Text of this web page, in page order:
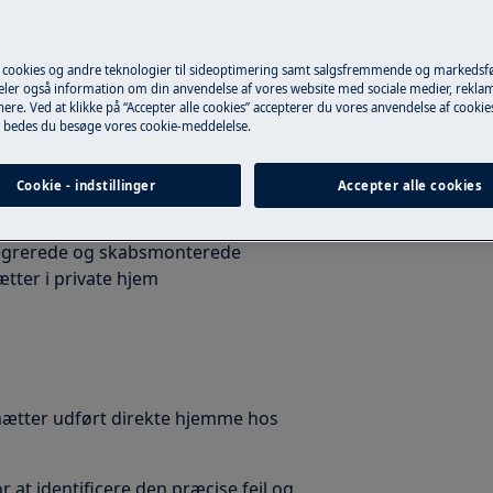
køkkener i mange år og kan
og skabsmonterede
i private hjem
udført direkte hjemme hos
cookies og andre teknologier til sideoptimering samt salgsfremmende og
også information om din anvendelse af vores website med sociale medier,
Ved at klikke på “Accepter alle cookies” accepterer du vores anvendelse af
du besøge vores cookie-meddelelse.
Cookie - indstillinger Accepter alle cookies